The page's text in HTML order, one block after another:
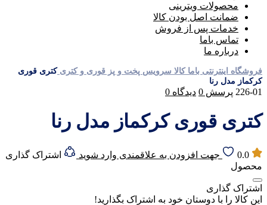
محصولات ویترینی
ضمانت اصل بودن کالا
خدمات پس از فروش
تماس باما
درباره ما
فروشگاه اینترنتی باما کالا سرویس پخت و پز قوری و کتریکتری قوری
کرکماز مدل رنا
226-01 پرسش 0 دیدگاه 0
کتری قوری کرکماز مدل رنا
0.0 جهت افزودن به علاقمندی وارد شوید
اشتراک گذاری
محصول
اشتراک گذاری
این کالا را با دوستان خود به اشتراک بگذارید!